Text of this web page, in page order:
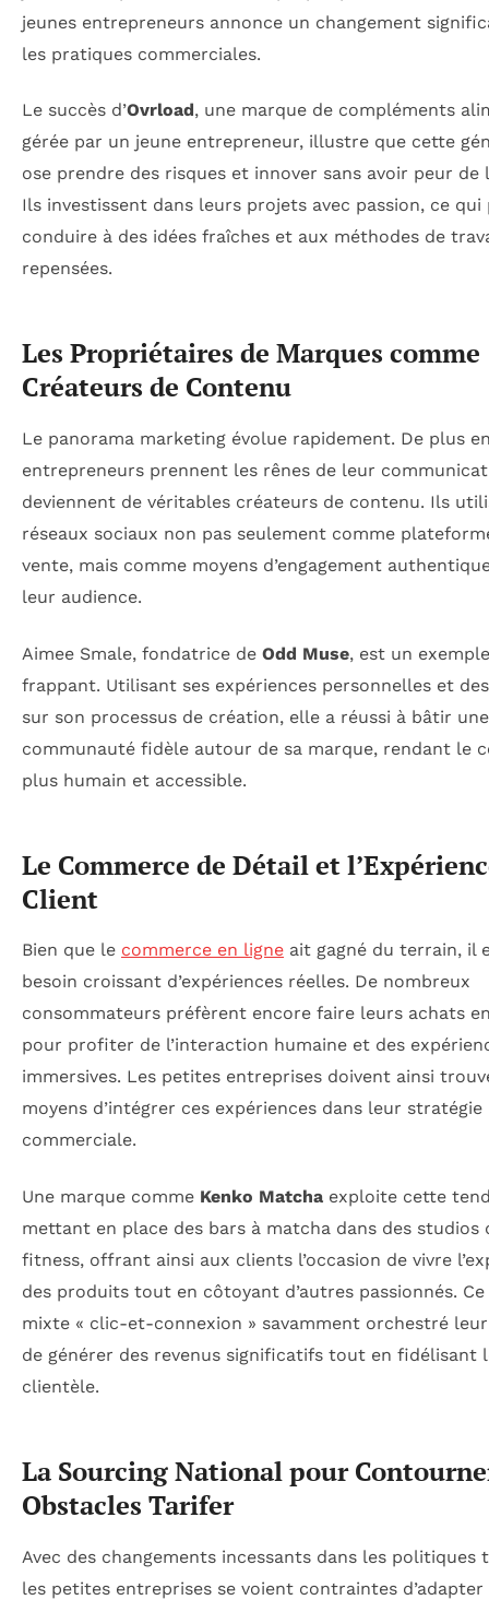
jeunes entrepreneurs annonce un changement
les pratiques commerciales.
Le succès d’Ovrload, une marque de compléments
gérée par un jeune entrepreneur, illustre que cette
ose prendre des risques et innover sans avoir peur de
Ils investissent dans leurs projets avec passion, ce qui
conduire à des idées fraîches et aux méthodes de
repensées.
Les Propriétaires de Marques comme
Créateurs de Contenu
Le panorama marketing évolue rapidement. De plus
entrepreneurs prennent les rênes de leur
deviennent de véritables créateurs de contenu. Ils
réseaux sociaux non pas seulement comme
vente, mais comme moyens d’engagement
leur audience.
Aimee Smale, fondatrice de Odd Muse, est un exemple
frappant. Utilisant ses expériences personnelles et
sur son processus de création, elle a réussi à bâtir une
communauté fidèle autour de sa marque, rendant le
plus humain et accessible.
Le Commerce de Détail et
Client
Bien que le commerce en ligne ait gagné du terrain, il
besoin croissant d’expériences réelles. De nombreux
consommateurs préfèrent encore faire leurs achats
pour profiter de l’interaction humaine et des
immersives. Les petites entreprises doivent ainsi
moyens d’intégrer ces expériences dans leur stratégie
commerciale.
Une marque comme Kenko Matcha exploite cette
mettant en place des bars à matcha dans des studios
fitness, offrant ainsi aux clients l’occasion de vivre
des produits tout en côtoyant d’autres passionnés.
mixte « clic-et-connexion » savamment orchestré
de générer des revenus significatifs tout en fidélisant
clientèle.
La Sourcing National pour
Obstacles Tarifer
Avec des changements incessants dans les politiques
les petites entreprises se voient contraintes d’adapter